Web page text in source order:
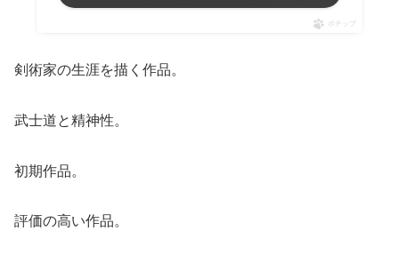
ポチップ
剣術家の生涯を描く作品。
武士道と精神性。
初期作品。
評価の高い作品。